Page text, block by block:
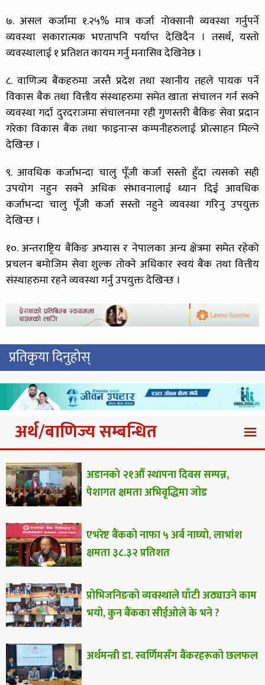
७. असल कर्जामा १.२५% मात्र कर्जा नोक्सानी व्यवस्था गर्नुपर्ने
व्यवस्था सकारात्मक भएतापनि पर्याप्त देखिदैन । तसर्थ, यस्तो
व्यवस्थालाई १ प्रतिशत कायम गर्नु मनासिव देखिनेछ ।
८. वाणिज्य बैंकहरुमा जस्तै प्रदेश तथा स्थानीय तहले पायक पर्ने
विकास बैक तथा वित्तीय संस्थाहरुमा समेत खाता संचालन गर्न सक्ने
व्यवस्था गर्दा दुरदराजमा संचालनमा रही गुणस्तरी बैकिङ सेवा प्रदान
गरेका विकास बैंक तथा फाइनान्स कम्पनीहरुलाई प्रोत्साहन मिल्ने
देखिन्छ ।
९. आवधिक कर्जाभन्दा चालु पूँजी कर्जा सस्तो हुँदा त्यसको सही
उपयोग नहुन सक्ने अधिक संभावनालाई ध्यान दिई आवधिक
कर्जाभन्दा चालु पूँजी कर्जा सस्तो नहुने व्यवस्था गरिनु उपयुक्त
देखिन्छ ।
१०. अन्तराष्ट्रिय बैंकिङ अभ्यास र नेपालका अन्य क्षेत्रमा समेत रहेको
प्रचलन बमोजिम सेवा शुल्क तोक्ने अधिकार स्वयं बैंक तथा वित्तीय
संस्थाहरुमा रहने व्यवस्था गर्नु उपयुक्त देखिन्छ ।
प्रतिकृया दिनुहोस्
अर्थ/बाणिज्य सम्बन्धित
अडानको २१औँ स्थापना दिवस सम्पन्न,
पेशागत क्षमता अभिवृद्धिमा जोड
एभरेष्ट बैंकको नाफा ५ अर्ब नाघ्यो, लाभांश
क्षमता ३८.३२ प्रतिशत
प्रोभिजनिङको व्यवस्थाले घाँटी अठ्याउने काम
भयो, कुन बैंकका सीईओले के भने ?
अर्थमन्त्री डा. स्वर्णिमसँग बैंकरहरूको छलफल